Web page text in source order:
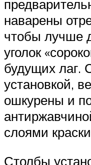
наварены
чтобы лучше
уголок
будущих лаг.
установкой,
ошкурены и
слоями
Столбы